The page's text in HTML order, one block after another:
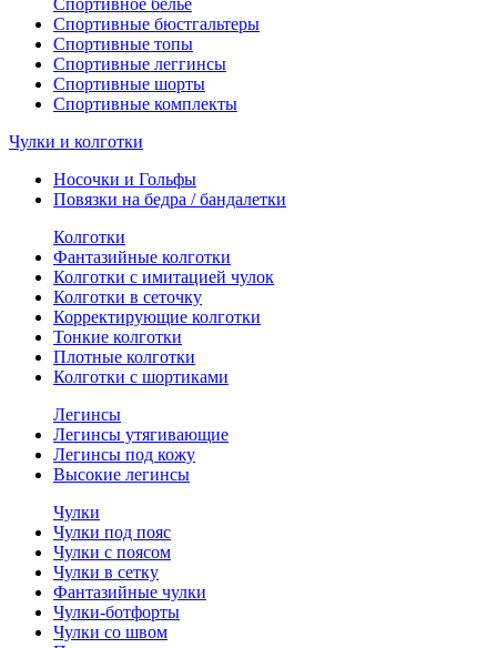
Спортивное белье
Спортивные бюстгальтеры
Спортивные топы
Спортивные леггинсы
Спортивные шорты
Спортивные комплекты
Чулки и колготки
Носочки и Гольфы
Повязки на бедра / бандалетки
Колготки
Фантазийные колготки
Колготки с имитацией чулок
Колготки в сеточку
Корректирующие колготки
Тонкие колготки
Плотные колготки
Колготки с шортиками
Легинсы
Легинсы утягивающие
Легинсы под кожу
Высокие легинсы
Чулки
Чулки под пояс
Чулки с поясом
Чулки в сетку
Фантазийные чулки
Чулки-ботфорты
Чулки со швом